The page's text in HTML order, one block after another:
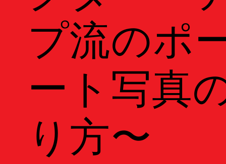
プ流のポ
ート写真
り方〜
Public Events
Masterclass マスタークラ
Education & Kids 教
Portfolio Review
Public Relations